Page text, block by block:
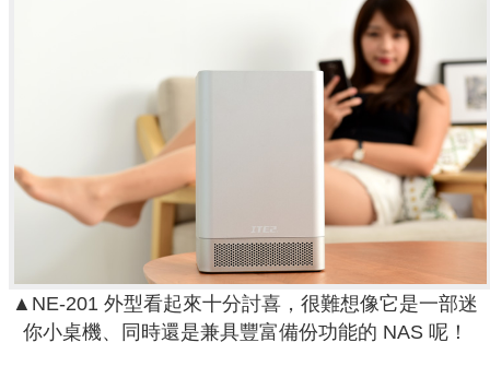
▲NE-201 外型看起來十分討喜，很難想像它是一部迷
你小桌機、同時還是兼具豐富備份功能的 NAS 呢！